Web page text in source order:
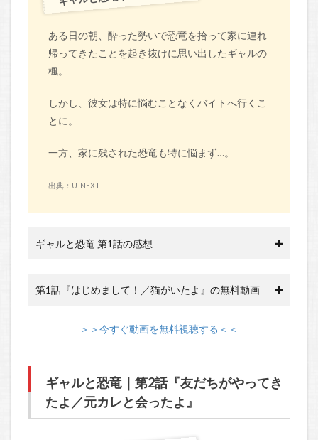
ある日の朝、酔った勢いで恐竜を拾って家に連れ
帰ってきたことを起き抜けに思い出したギャルの
楓。
しかし、彼女は特に悩むことなくバイトへ行くこ
とに。
一方、家に残された恐竜も特に悩まず…。
出典：U-NEXT
ギャルと恐竜 第1話の感想
第1話『はじめまして！／猫がいたよ』の無料動画
＞＞今すぐ動画を無料視聴する＜＜
ギャルと恐竜｜第2話『友だちがやってき
たよ／元カレと会ったよ』